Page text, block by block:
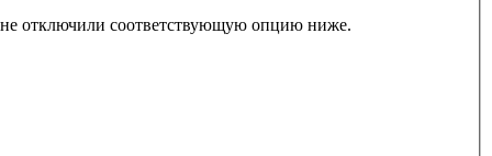
отключили соответствующую опцию ниже.